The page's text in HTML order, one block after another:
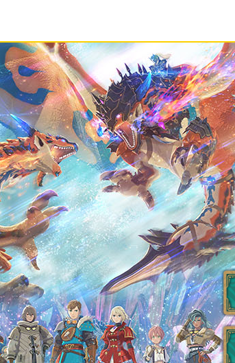
ID へようこそ
るゲーム、WEBサービスなどをより便利にご
スです。どなたでも無料でご登録・ご利用い
新規会員登録